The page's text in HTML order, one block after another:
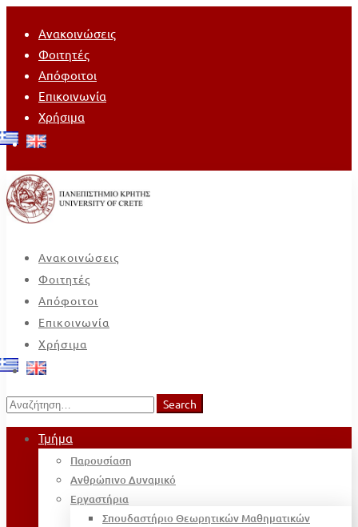
Ανακοινώσεις
Φοιτητές
Απόφοιτοι
Επικοινωνία
Χρήσιμα
Ανακοινώσεις
Φοιτητές
Απόφοιτοι
Επικοινωνία
Χρήσιμα
Search
for:
Search
Τμήμα
Παρουσίαση
Ανθρώπινο Δυναμικό
Εργαστήρια
Σπουδαστήριο Θεωρητικών Μαθηματικών